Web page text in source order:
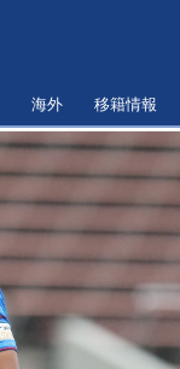
海外 移籍情報